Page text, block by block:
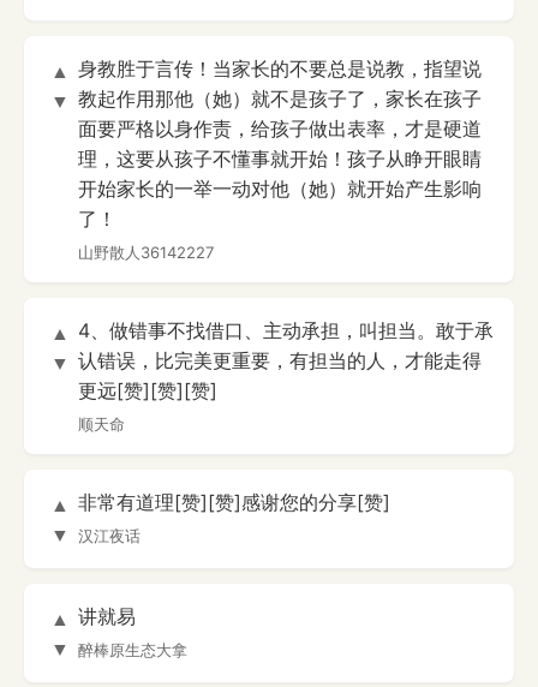
▲
▼
身教胜于言传！当家长的不要总是说教，指望说
教起作用那他（她）就不是孩子了，家长在孩子
面要严格以身作责，给孩子做出表率，才是硬道
理，这要从孩子不懂事就开始！孩子从睁开眼睛
开始家长的一举一动对他（她）就开始产生影响
了！
山野散人36142227
▲
▼
4、做错事不找借口、主动承担，叫担当。敢于承
认错误，比完美更重要，有担当的人，才能走得
更远[赞][赞][赞]
顺天命
▲
▼
非常有道理[赞][赞]感谢您的分享[赞]
汉江夜话
▲
▼
讲就易
醉棒原生态大拿